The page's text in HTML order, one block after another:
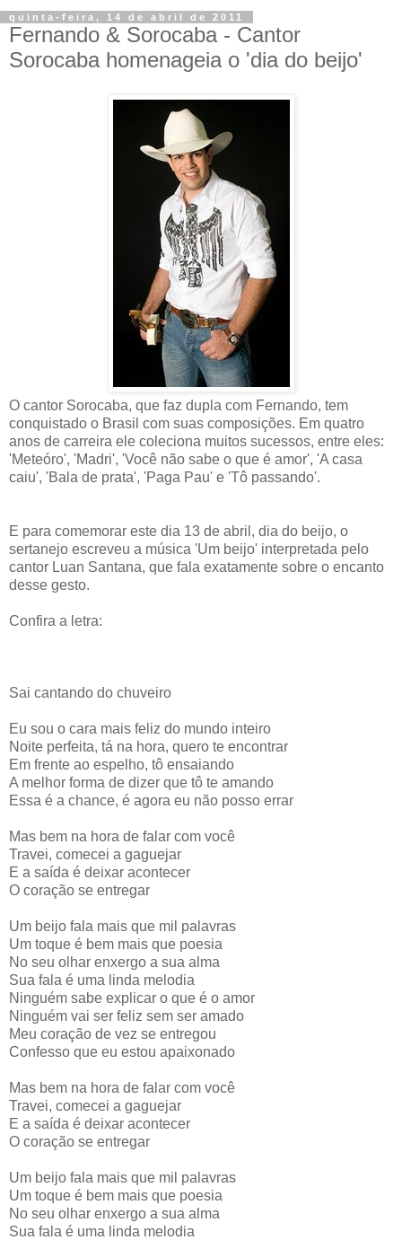
quinta-feira, 14 de abril de 2011
Fernando & Sorocaba - Cantor
Sorocaba homenageia o 'dia do beijo'
O cantor Sorocaba, que faz dupla com Fernando, tem
conquistado o Brasil com suas composições. Em quatro
anos de carreira ele coleciona muitos sucessos, entre eles:
'Meteóro', 'Madri', 'Você não sabe o que é amor', 'A casa
caiu', 'Bala de prata', 'Paga Pau' e 'Tô passando'.
E para comemorar este dia 13 de abril, dia do beijo, o
sertanejo escreveu a música 'Um beijo' interpretada pelo
cantor Luan Santana, que fala exatamente sobre o encanto
desse gesto.
Confira a letra:
Sai cantando do chuveiro
Eu sou o cara mais feliz do mundo inteiro
Noite perfeita, tá na hora, quero te encontrar
Em frente ao espelho, tô ensaiando
A melhor forma de dizer que tô te amando
Essa é a chance, é agora eu não posso errar
Mas bem na hora de falar com você
Travei, comecei a gaguejar
E a saída é deixar acontecer
O coração se entregar
Um beijo fala mais que mil palavras
Um toque é bem mais que poesia
No seu olhar enxergo a sua alma
Sua fala é uma linda melodia
Ninguém sabe explicar o que é o amor
Ninguém vai ser feliz sem ser amado
Meu coração de vez se entregou
Confesso que eu estou apaixonado
Mas bem na hora de falar com você
Travei, comecei a gaguejar
E a saída é deixar acontecer
O coração se entregar
Um beijo fala mais que mil palavras
Um toque é bem mais que poesia
No seu olhar enxergo a sua alma
Sua fala é uma linda melodia